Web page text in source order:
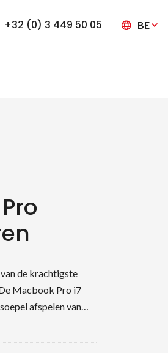
+32 (0) 3 449 50 05 BE
de krachtigste
Macbook Pro i7
afspelen van…